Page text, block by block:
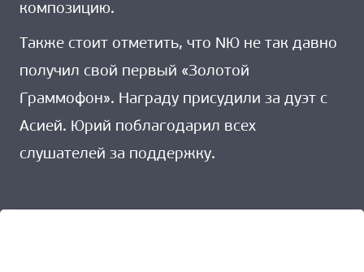
композицию.
Также стоит отметить, что NЮ не так давно
получил свой первый «Золотой
Граммофон». Награду присудили за дуэт с
Асией. Юрий поблагодарил всех
слушателей за поддержку.